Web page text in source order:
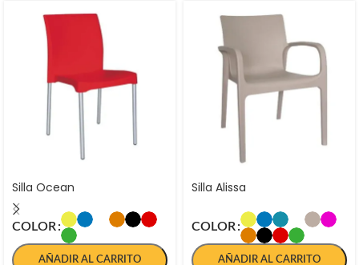
Silla Ocean
COLOR
AÑADIR AL CARRITO
Silla Alissa
COLOR
AÑADIR AL CARRITO